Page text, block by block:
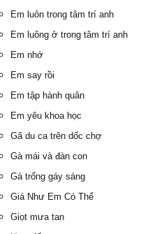
Em luôn trong tâm trí anh
Em luông ở trong tâm trí anh
Em nhớ
Em say rồi
Em tập hành quân
Em yêu khoa học
Gã du ca trên dốc chợ
Gà mái và đàn con
Gà trống gáy sáng
Giá Như Em Có Thể
Giọt mưa tan